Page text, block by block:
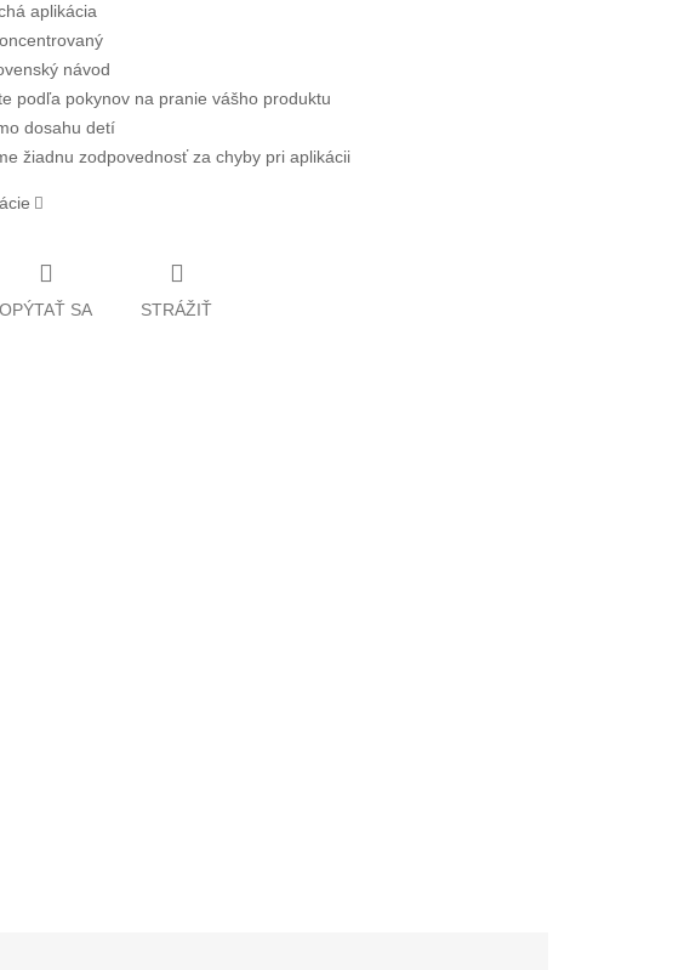
aplikácia
návod
podľa pokynov na pranie vášho produktu
dosahu detí
žiadnu zodpovednosť za chyby pri aplikácii
OPÝTAŤ SA STRÁŽIŤ